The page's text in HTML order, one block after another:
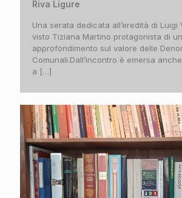
Riva Ligure
Una serata dedicata all’eredità di Luigi
visto Tiziana Martino protagonista di un
approfondimento sul valore delle
Comunali.Dall’incontro è emersa
a […]